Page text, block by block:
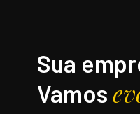
Sua
Vamos